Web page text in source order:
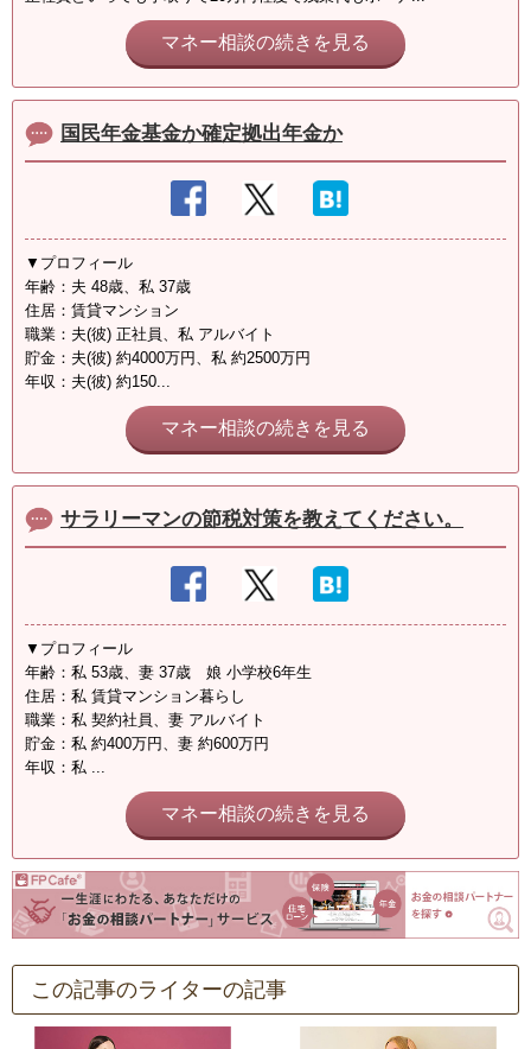
マネー相談の続きを見る
国民年金基金か確定拠出年金か
▼プロフィール
年齢：夫 48歳、私 37歳
住居：賃貸マンション
職業：夫(彼) 正社員、私 アルバイト
貯金：夫(彼) 約4000万円、私 約2500万円
年収：夫(彼) 約150...
マネー相談の続きを見る
サラリーマンの節税対策を教えてください。
▼プロフィール
年齢：私 53歳、妻 37歳 娘 小学校6年生
住居：私 賃貸マンション暮らし
職業：私 契約社員、妻 アルバイト
貯金：私 約400万円、妻 約600万円
年収：私 ...
マネー相談の続きを見る
この記事のライターの記事